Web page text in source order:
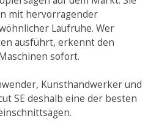
mit hervorragender
Laufruhe. Wer
ausführt, erkennt den
sofort.
Kunsthandwerker und
SE deshalb eine der besten